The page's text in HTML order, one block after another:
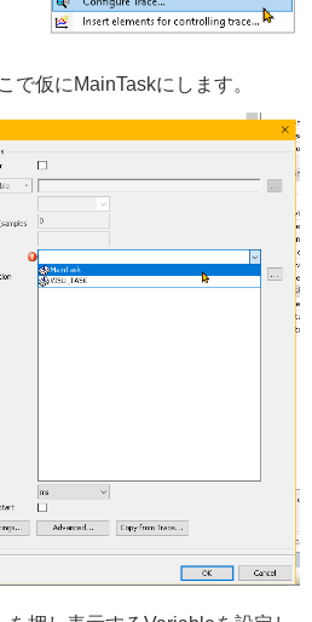
で仮にMainTaskにします。